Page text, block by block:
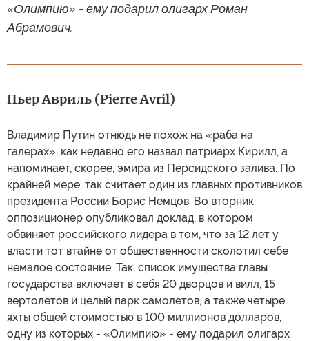
«Олимпию» - ему подарил олигарх Роман
Абрамович.
Пьер Авриль (Pierre Avril)
Владимир Путин отнюдь не похож на «раба на
галерах», как недавно его назвал патриарх Кирилл, а
напоминает, скорее, эмира из Персидского залива. По
крайней мере, так считает один из главных противников
президента России Борис Немцов. Во вторник
оппозиционер опубликовал доклад, в котором
обвиняет российского лидера в том, что за 12 лет у
власти тот втайне от общественности сколотил себе
немалое состояние. Так, список имущества главы
государства включает в себя 20 дворцов и вилл, 15
вертолетов и целый парк самолетов, а также четыре
яхты общей стоимостью в 100 миллионов долларов,
одну из которых - «Олимпию» - ему подарил олигарх